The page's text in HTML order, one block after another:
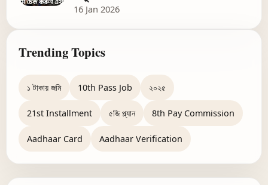
16 Jan 2026
Trending Topics
১ টাকায় জমি 10th Pass Job ২০২৫
21st Installment ৫জি প্ল্যান 8th Pay Commission
Aadhaar Card Aadhaar Verification